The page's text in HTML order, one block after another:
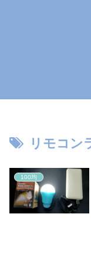
リモコン
100均